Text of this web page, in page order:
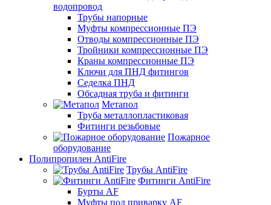
водопровод
Трубы напорные
Муфты компрессионные ПЭ
Отводы компрессионные ПЭ
Тройники компрессионные ПЭ
Краны компрессионные ПЭ
Ключи для ПНД фитингов
Седелка ПНД
Обсадная труба и фитинги
Метапол
Труба металлопластиковая
Фитинги резьбовые
Пожарное
оборудование
Полипропилен AntiFire
Трубы AntiFire
Фитинги AntiFire
Бурты AF
Муфты под приварку AF